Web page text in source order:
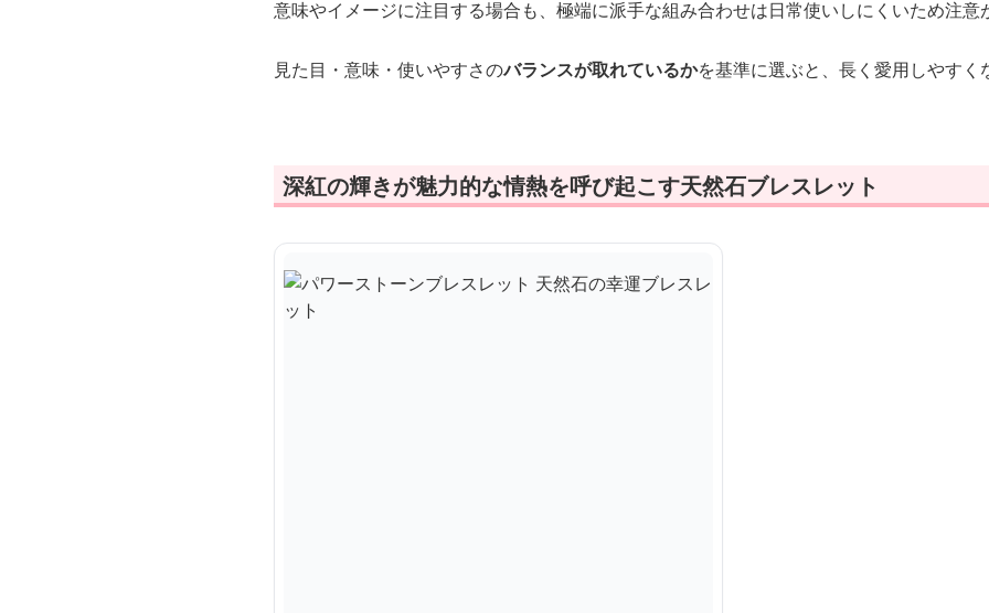
意味やイメージに注目する場合も、極端に派手な組み合わせは日常使いしにくいため注意
見た目・意味・使いやすさのバランスが取れているかを基準に選ぶと、長く愛用しやすく
深紅の輝きが魅力的な情熱を呼び起こす天然石ブレスレット